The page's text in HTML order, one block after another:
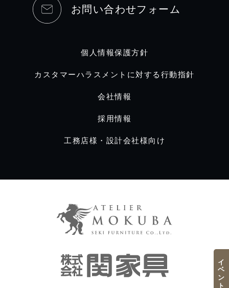
お問い合わせフォーム
個人情報保護方針
カスタマーハラスメントに対する行動指針
会社情報
採用情報
工務店様・設計会社様向け